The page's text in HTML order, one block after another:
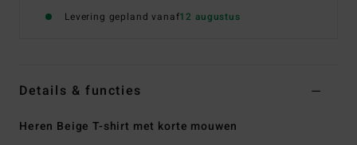
Levering gepland vanaf12 augustus
Details & functies
Heren Beige T-shirt met korte mouwen